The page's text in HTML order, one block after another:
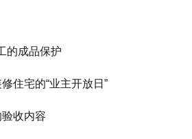
成品保护
宅的“业主开放日”
收内容